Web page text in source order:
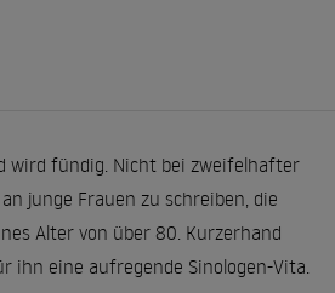
wird fündig. Nicht bei zweifelhafter
junge Frauen zu schreiben, die
Alter von über 80. Kurzerhand
ihn eine aufregende Sinologen-Vita.